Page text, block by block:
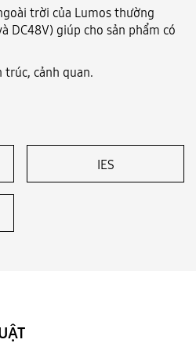
EN
trời của Lumos thường
DC48V) giúp cho sản phẩm có
trúc, cảnh quan.
IES